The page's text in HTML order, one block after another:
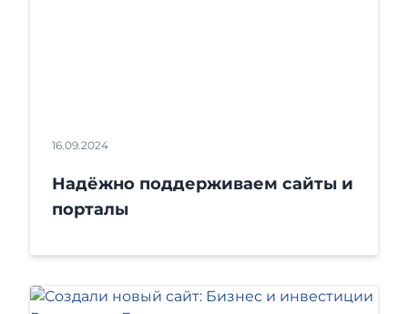
16.09.2024
Надёжно поддерживаем сайты и
порталы